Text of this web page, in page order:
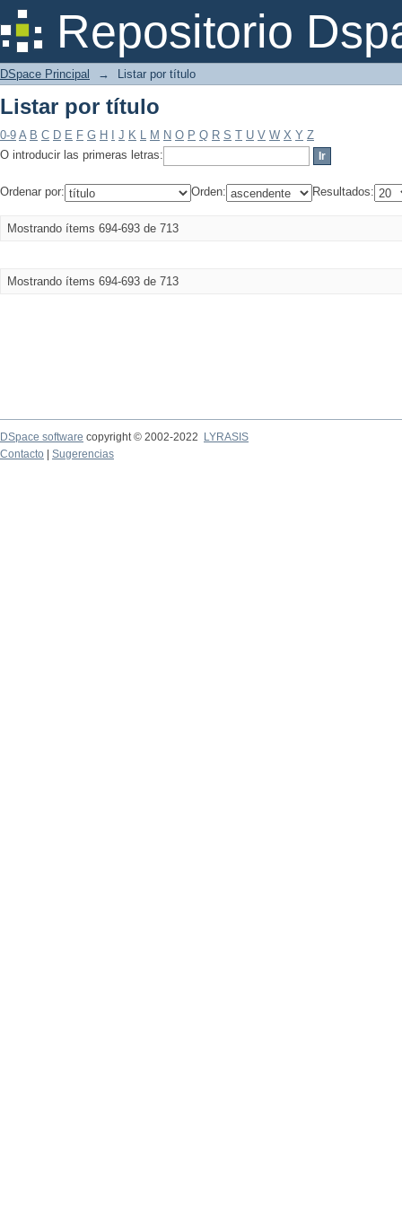
Repositorio
Listar por título
DSpace Principal → Listar por título
Listar por título
0-9 A B C D E F G H J K L M N O P Q R S T U V W X Y Z
O introducir las primeras letras:
Ordenar por: Orden: Resultados:
Mostrando ítems 694-693 de 713
Mostrando ítems 694-693 de 713
DSpace software copyright © 2002-2022
LYRASIS
Contacto
Sugerencias